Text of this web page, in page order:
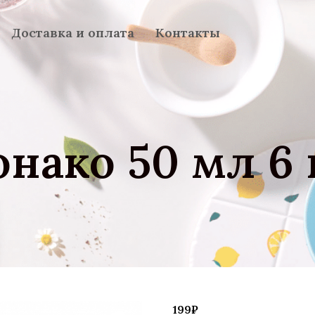
Доставка и оплата Контакты
50 мл 6
199₽